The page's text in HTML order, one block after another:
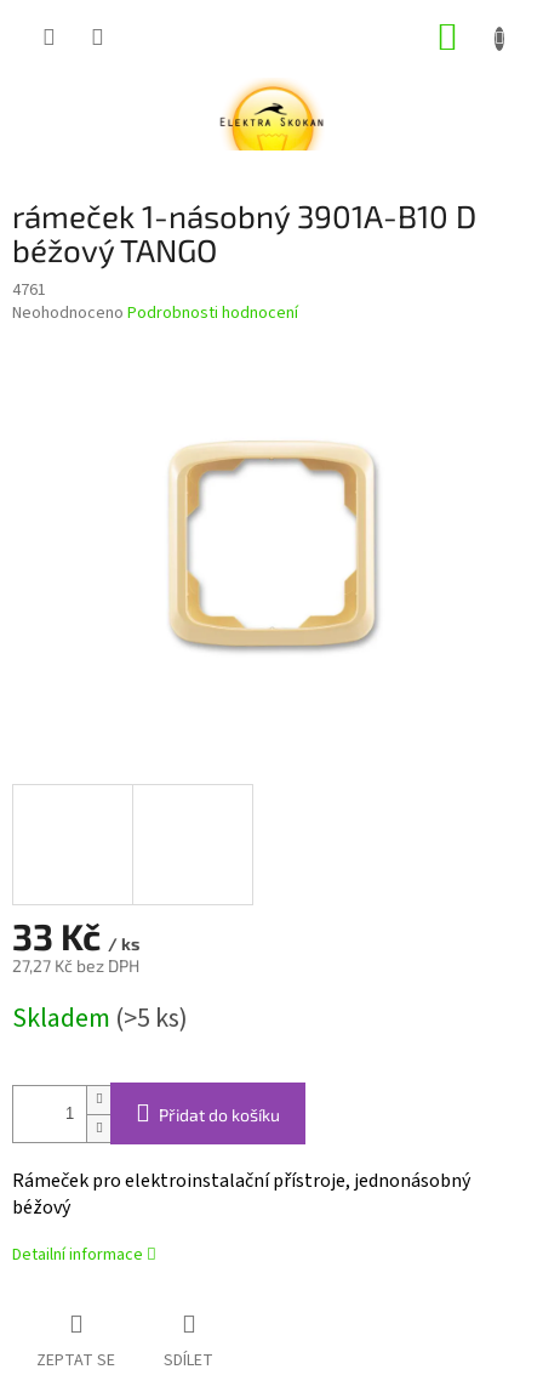
rámeček 1-násobný 3901A-B10 D
béžový TANGO
4761
Průměrné
Neohodnoceno Podrobnosti hodnocení
33 Kč / ks
27,27 Kč bez DPH
cena:
Skladem (>5 ks)
Přidat do košíku
Rámeček pro elektroinstalační přístroje, jednonásobný
béžový
Detailní informace
ZEPTAT SE SDÍLET